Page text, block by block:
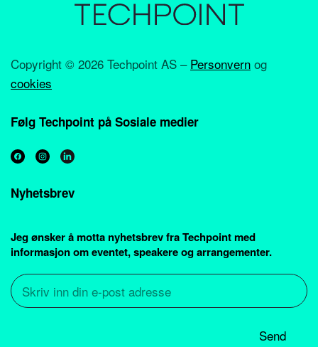
Copyright © 2026 Techpoint AS – Personvern og
cookies
Følg Techpoint på Sosiale medier
Nyhetsbrev
Jeg ønsker å motta nyhetsbrev fra Techpoint med
informasjon om eventet, speakere og arrangementer.
Send